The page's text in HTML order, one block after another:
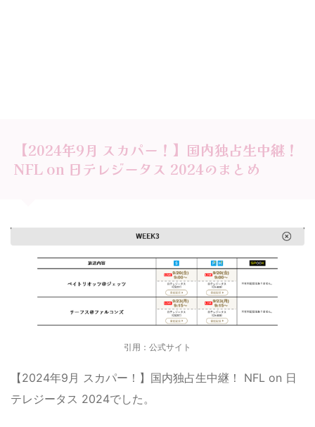
【2024年9月 スカパー！】国内独占生中継！
NFL on 日テレジータス 2024のまとめ
引用：公式サイト
【2024年9月 スカパー！】国内独占生中継！ NFL on 日
テレジータス 2024でした。